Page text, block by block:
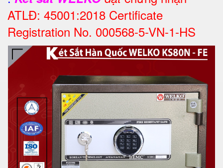
ATLĐ: 45001:2018 Certificate
Registration No. 000568-5-VN-1-HS